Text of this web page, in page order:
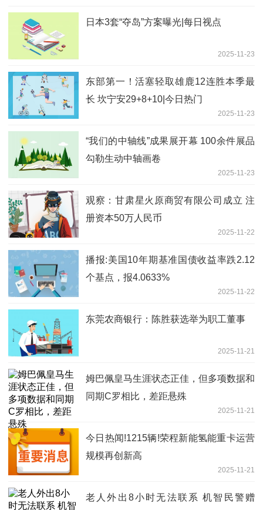
日本3套“夺岛”方案曝光|每日视点
2025-11-23
东部第一！活塞轻取雄鹿12连胜本季最
长 坎宁安29+8+10|今日热门
2025-11-23
“我们的中轴线”成果展开幕 100余件展品
勾勒生动中轴画卷
2025-11-23
观察：甘肃星火原商贸有限公司成立 注
册资本50万人民币
2025-11-22
播报:美国10年期基准国债收益率跌2.12
个基点，报4.0633%
2025-11-22
东莞农商银行：陈胜获选举为职工董事
2025-11-21
姆巴佩皇马生涯状态正佳，但多项数据和
同期C罗相比，差距悬殊
2025-11-21
今日热闻!1215辆!荣程新能氢能重卡运营
规模再创新高
2025-11-21
老人外出8小时无法联系 机智民警赠